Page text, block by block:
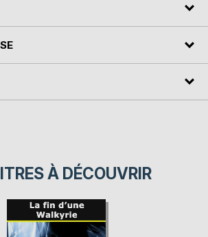
À DÉCOUVRIR